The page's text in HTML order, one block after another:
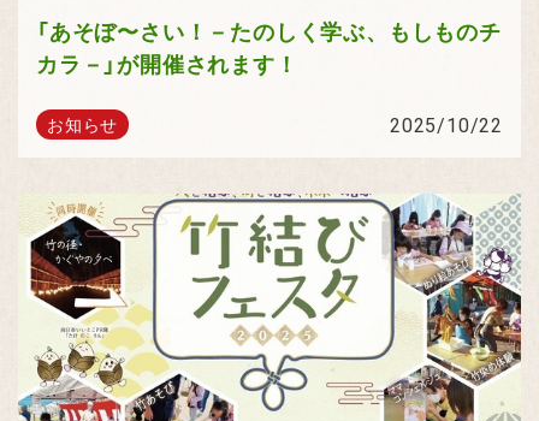
「あそぼ〜さい！－たのしく学ぶ、もしものチ
カラ－」が開催されます！
お知らせ 2025/10/22